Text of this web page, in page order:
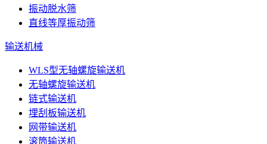
振动脱水筛
直线等厚振动筛
输送机械
WLS型无轴螺旋输送机
无轴螺旋输送机
链式输送机
埋刮板输送机
网带输送机
滚筒输送机